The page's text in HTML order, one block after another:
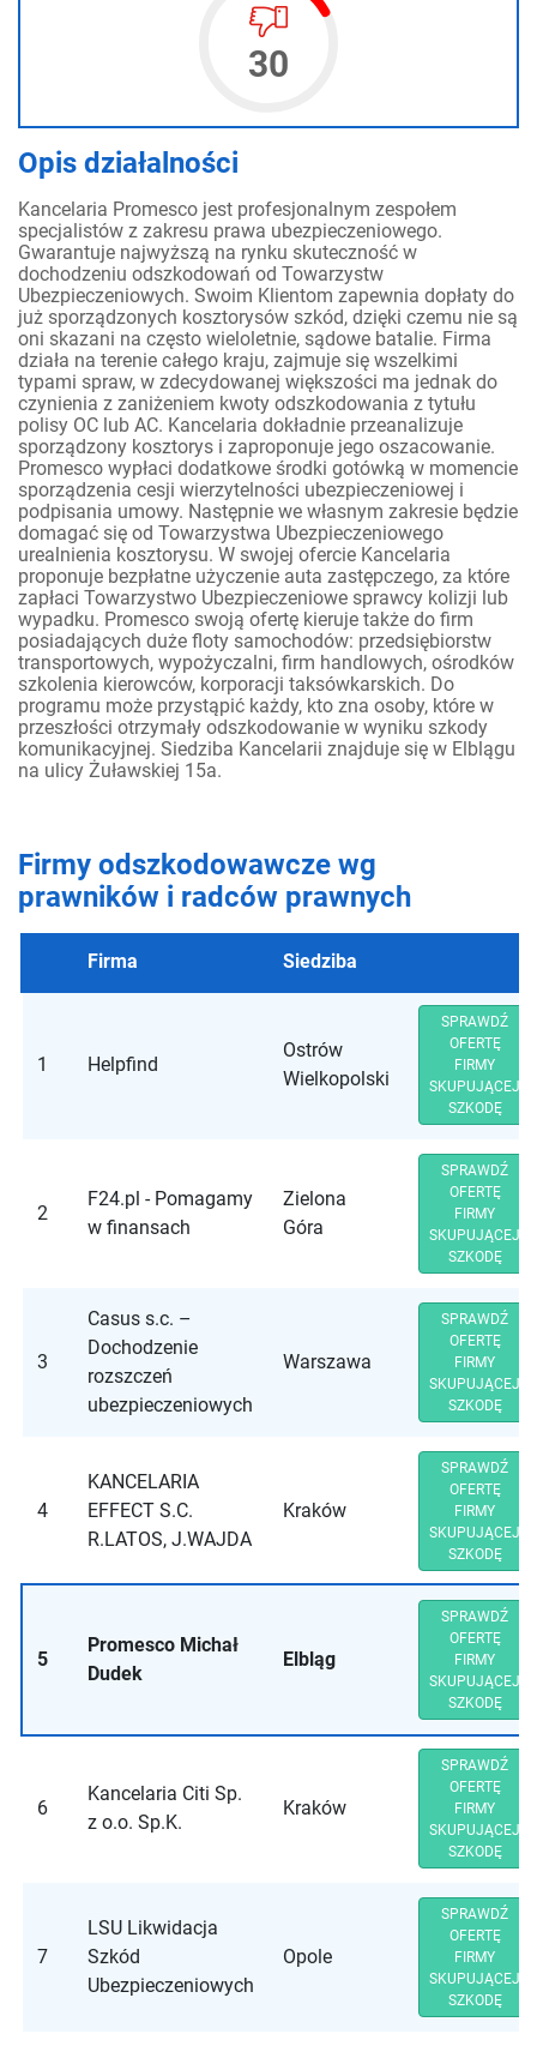
30
Opis działalności
Kancelaria Promesco jest profesjonalnym zespołem
specjalistów z zakresu prawa ubezpieczeniowego.
Gwarantuje najwyższą na rynku skuteczność w
dochodzeniu odszkodowań od Towarzystw
Ubezpieczeniowych. Swoim Klientom zapewnia dopłaty do
już sporządzonych kosztorysów szkód, dzięki czemu nie są
oni skazani na często wieloletnie, sądowe batalie. Firma
działa na terenie całego kraju, zajmuje się wszelkimi
typami spraw, w zdecydowanej większości ma jednak do
czynienia z zaniżeniem kwoty odszkodowania z tytułu
polisy OC lub AC. Kancelaria dokładnie przeanalizuje
sporządzony kosztorys i zaproponuje jego oszacowanie.
Promesco wypłaci dodatkowe środki gotówką w momencie
sporządzenia cesji wierzytelności ubezpieczeniowej i
podpisania umowy. Następnie we własnym zakresie będzie
domagać się od Towarzystwa Ubezpieczeniowego
urealnienia kosztorysu. W swojej ofercie Kancelaria
proponuje bezpłatne użyczenie auta zastępczego, za które
zapłaci Towarzystwo Ubezpieczeniowe sprawcy kolizji lub
wypadku. Promesco swoją ofertę kieruje także do firm
posiadających duże floty samochodów: przedsiębiorstw
transportowych, wypożyczalni, firm handlowych, ośrodków
szkolenia kierowców, korporacji taksówkarskich. Do
programu może przystąpić każdy, kto zna osoby, które w
przeszłości otrzymały odszkodowanie w wyniku szkody
komunikacyjnej. Siedziba Kancelarii znajduje się w Elblągu
na ulicy Żuławskiej 15a.
Firmy odszkodowawcze wg
prawników i radców prawnych
Firma Siedziba
1 Helpfind
Ostrów
Wielkopolski
SPRAWDŹ
OFERTĘ
FIRMY
SKUPUJĄCEJ
SZKODĘ
2
F24.pl - Pomagamy
w finansach
Zielona
Góra
SPRAWDŹ
OFERTĘ
FIRMY
SKUPUJĄCEJ
SZKODĘ
3
Casus s.c. –
Dochodzenie
rozszczeń
ubezpieczeniowych
Warszawa
SPRAWDŹ
OFERTĘ
FIRMY
SKUPUJĄCEJ
SZKODĘ
4
KANCELARIA
EFFECT S.C.
R.LATOS, J.WAJDA
Kraków
SPRAWDŹ
OFERTĘ
FIRMY
SKUPUJĄCEJ
SZKODĘ
5
Promesco Michał
Dudek
Elbląg
SPRAWDŹ
OFERTĘ
FIRMY
SKUPUJĄCEJ
SZKODĘ
6
Kancelaria Citi Sp.
z o.o. Sp.K.
Kraków
SPRAWDŹ
OFERTĘ
FIRMY
SKUPUJĄCEJ
SZKODĘ
7
LSU Likwidacja
Szkód
Ubezpieczeniowych
Opole
SPRAWDŹ
OFERTĘ
FIRMY
SKUPUJĄCEJ
SZKODĘ